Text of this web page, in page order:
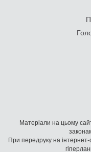
Матеріали на цьому
При передруку на iнтернет-